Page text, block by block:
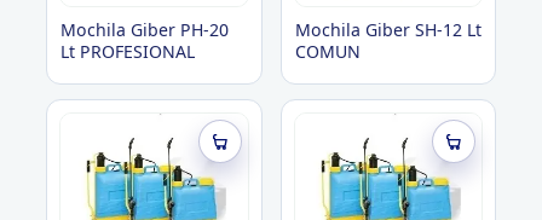
Mochila Giber PH-20
Lt PROFESIONAL
Mochila Giber SH-12 Lt
COMUN